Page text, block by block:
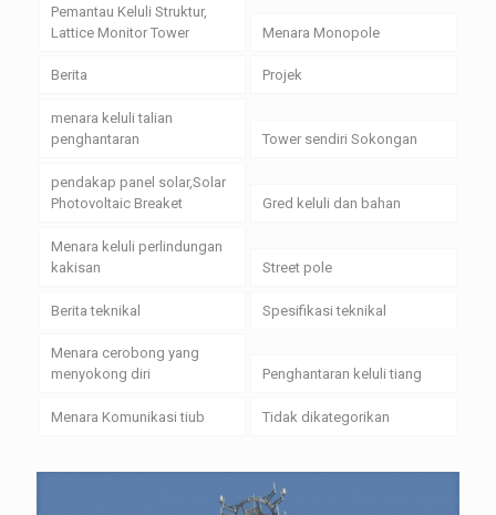
Pemantau Keluli Struktur,
Lattice Monitor Tower
Menara Monopole
Berita Projek
menara keluli talian
penghantaran
Tower sendiri Sokongan
pendakap panel solar,Solar
Photovoltaic Breaket
Gred keluli dan bahan
Menara keluli perlindungan
kakisan
Street pole
Berita teknikal Spesifikasi teknikal
Menara cerobong yang
menyokong diri
Penghantaran keluli tiang
Menara Komunikasi tiub Tidak dikategorikan